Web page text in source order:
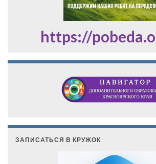
https://
ЗАПИСАТЬСЯ В КРУЖОК